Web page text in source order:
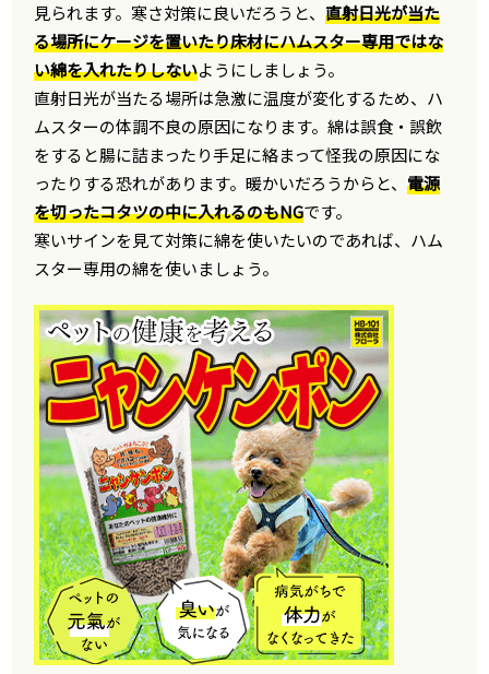
見られます。寒さ対策に良いだろうと、直射日光が当た
る場所にケージを置いたり床材にハムスター専用ではな
い綿を入れたりしないようにしましょう。
直射日光が当たる場所は急激に温度が変化するため、ハ
ムスターの体調不良の原因になります。綿は誤食・誤飲
をすると腸に詰まったり手足に絡まって怪我の原因にな
ったりする恐れがあります。暖かいだろうからと、電源
を切ったコタツの中に入れるのもNGです。
寒いサインを見て対策に綿を使いたいのであれば、ハム
スター専用の綿を使いましょう。